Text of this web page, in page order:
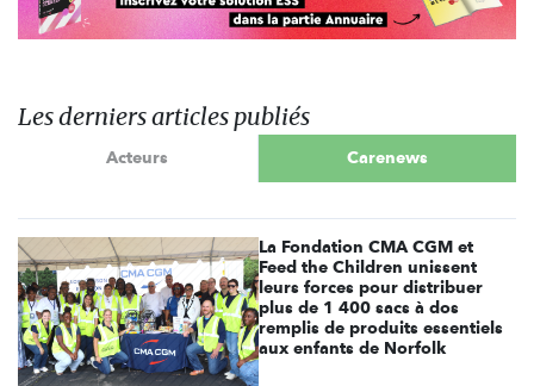
Les derniers articles publiés
Acteurs Carenews
La Fondation CMA CGM et
Feed the Children unissent
leurs forces pour distribuer
plus de 1 400 sacs à dos
remplis de produits essentiels
aux enfants de Norfolk